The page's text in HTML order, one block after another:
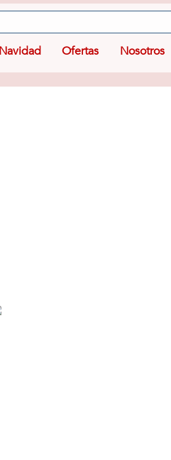
Navidad Ofertas Nosotros